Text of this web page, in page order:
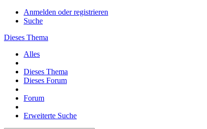
Anmelden oder registrieren
Suche
Dieses Thema
Alles
Dieses Thema
Dieses Forum
Forum
Erweiterte Suche